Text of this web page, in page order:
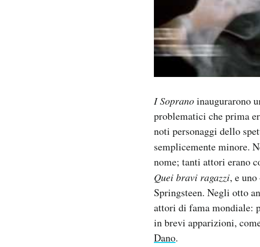
I Sopranoinaugurarono
problematici che prima
noti personaggi dello
semplicemente minore.
nome; tanti attori erano
Quei bravi ragazzi, e
Springsteen. Negli otto
attori di fama mondiale:
in brevi apparizioni,
Dano.